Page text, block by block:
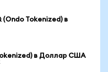
(Ondo Tokenized) в
в Доллар США